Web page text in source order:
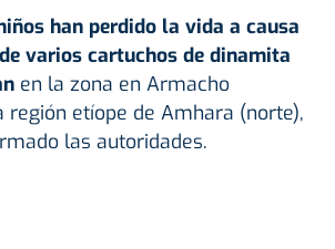
han perdido la vida a causa
varios cartuchos de dinamita
en la zona en Armacho
región etíope de Amhara (norte),
las autoridades.